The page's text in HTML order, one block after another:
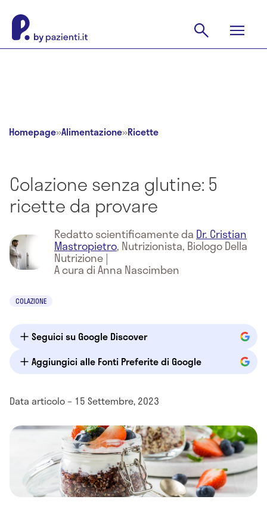
Homepage»Alimentazione»Ricette
Colazione senza glutine: 5
ricette da provare
Redatto scientificamente da Dr. Cristian
Mastropietro, Nutrizionista, Biologo Della
Nutrizione|
A cura di Anna Nascimben
COLAZIONE
Seguici su Google Discover
Aggiungici alle Fonti Preferite di Google
Data articolo – 15 Settembre, 2023